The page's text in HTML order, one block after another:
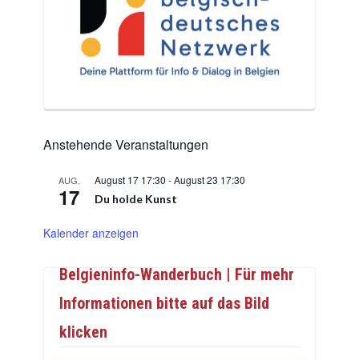
Anstehende Veranstaltungen
AUG.
17
August 17 17:30 -August 23 17:30
Du holde Kunst
Kalender anzeigen
Belgieninfo-Wanderbuch | Für mehr
Informationen bitte auf das Bild
klicken